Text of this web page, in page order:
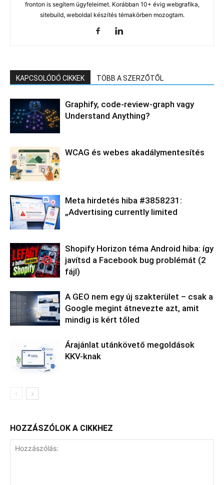
fronton is segítem ügyfeleimet. Korábban 10+ évig webgrafika,
sitebuild, weboldal készítés témakörben mozogtam.
KAPCSOLÓDÓ CIKKEK TÖBB A SZERZŐTŐL
Graphify, code-review-graph vagy
Understand Anything?
WCAG és webes akadálymentesítés
Meta hirdetés hiba #3858231:
„Advertising currently limited
Shopify Horizon téma Android hiba: így
javítsd a Facebook bug problémát (2
fájl)
A GEO nem egy új szakterület – csak a
Google megint átnevezte azt, amit
mindig is kért tőled
Árajánlat utánkövető megoldások
KKV-knak
HOZZÁSZÓLOK A CIKKHEZ